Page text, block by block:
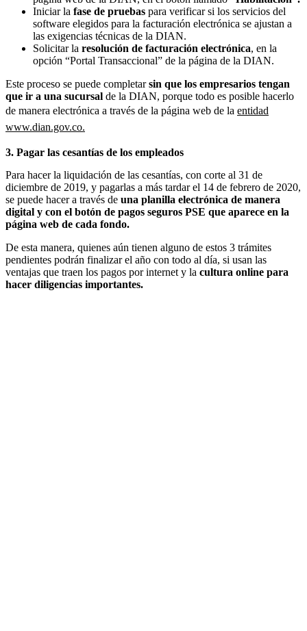
Iniciar la fase de pruebas para verificar si los servicios del
software elegidos para la facturación electrónica se ajustan a
las exigencias técnicas de la DIAN.
Solicitar la resolución de facturación electrónica, en la
opción “Portal Transaccional” de la página de la DIAN.
Este proceso se puede completarsin que los empresarios tengan
que ir a una sucursal de la DIAN, porque todo es posible hacerlo
de manera electrónica a través de la página web de la entidad
www.dian.gov.co.
3. Pagar las cesantías de los empleados
Para hacer la liquidación de las cesantías, con corte al 31 de
diciembre de 2019, y pagarlas a más tardar el 14 de febrero de 2020,
se puede hacer a través de una planilla electrónica de manera
digital y con el botón de pagos seguros PSE que aparece en la
página web de cada fondo.
De esta manera, quienes aún tienen alguno de estos 3 trámites
pendientes podrán finalizar el año con todo al día, si usan las
ventajas que traen los pagos por internet y la cultura online para
hacer diligencias importantes.